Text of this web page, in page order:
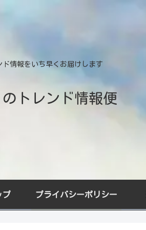
情報をいち早くお届けします
トレンド情報便
プ プライバシーポリシー